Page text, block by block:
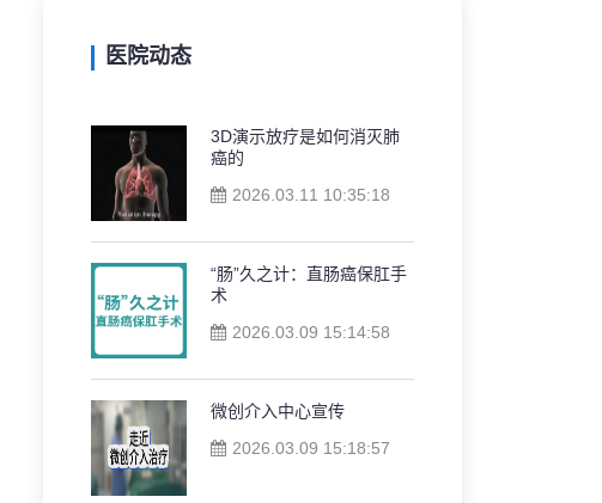
医院动态
3D演示放疗是如何消灭肺
癌的
2026.03.11 10:35:18
“肠”久之计：直肠癌保肛手
术
2026.03.09 15:14:58
微创介入中心宣传
2026.03.09 15:18:57